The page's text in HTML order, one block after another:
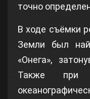
точно
В ходе съёмки
Земли был
«Онега»,
Также при